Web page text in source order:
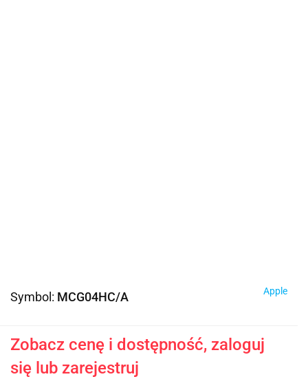
Symbol: MCG04HC/A Apple
Zobacz cenę i dostępność, zaloguj
się lub zarejestruj